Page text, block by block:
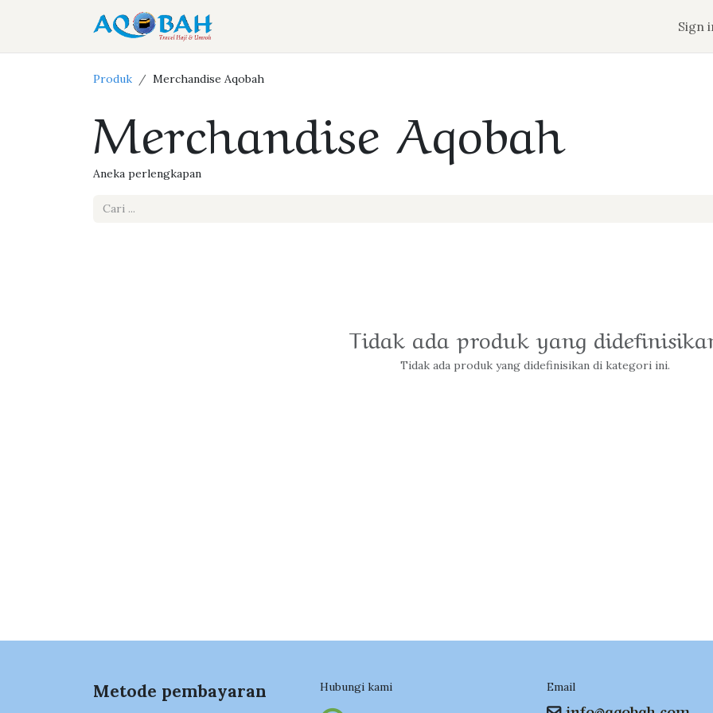
Sign
Produk Merchandise Aqobah
Merchandise Aqobah
Aneka perlengkapan
Tidak ada produk yang
Tidak ada produk yang didefinisikan di kategori ini.
Metode pembayaran Hubungi kami Email